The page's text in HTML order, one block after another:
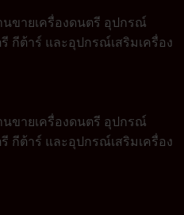
นขายเครื่องดนตรี อุปกรณ์
กีต้าร์ และอุปกรณ์เสริมเครื่อง
นขายเครื่องดนตรี อุปกรณ์
กีต้าร์ และอุปกรณ์เสริมเครื่อง